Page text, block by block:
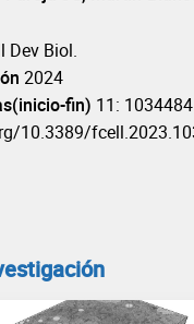
Dev Biol.
2024
fin) 11: 1034484
10.3389/